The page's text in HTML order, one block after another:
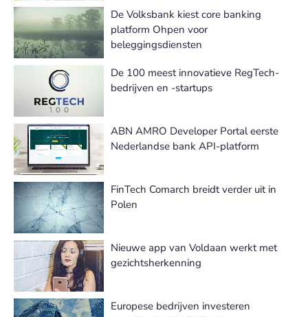
De Volksbank kiest core banking
platform Ohpen voor
beleggingsdiensten
De 100 meest innovatieve RegTech-
bedrijven en -startups
ABN AMRO Developer Portal eerste
Nederlandse bank API-platform
FinTech Comarch breidt verder uit in
Polen
Nieuwe app van Voldaan werkt met
gezichtsherkenning
Europese bedrijven investeren